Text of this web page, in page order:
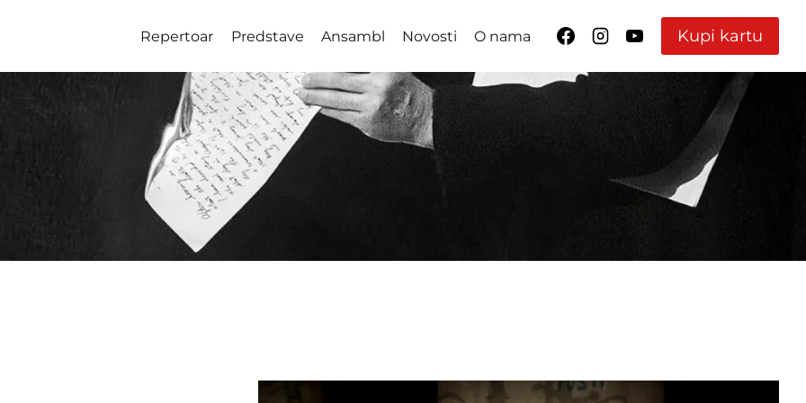
Repertoar Predstave Ansambl Novosti O nama Kupi kartu